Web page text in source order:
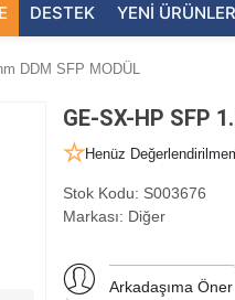
DESTEK YENİ ÜRÜNLER
DDM SFP MODÜL
GE-SX-HP SFP
Henüz
Stok Kodu: S003676
Markası: Diğer
Arkadaşıma Öner